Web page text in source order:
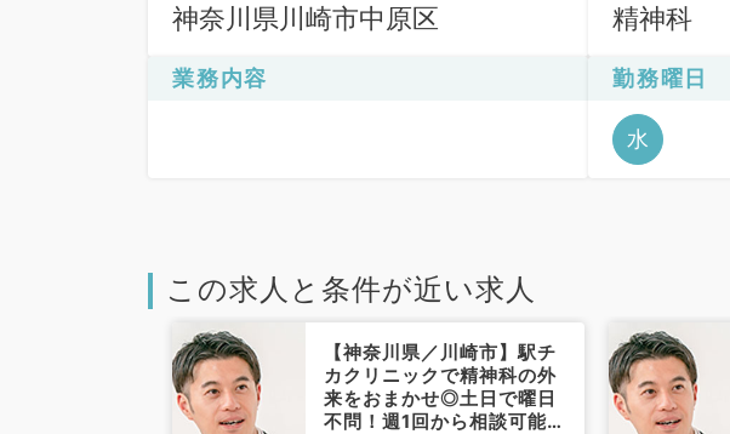
神奈川県川崎市中原区 精神科
業務内容 勤務曜日
水
この求人と条件が近い求人
【神奈川県／川崎市】駅チ
カクリニックで精神科の外
来をおまかせ◎土日で曜日
不問！週1回から相談可能◎